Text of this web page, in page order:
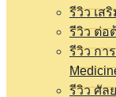
รีวิว เส
รีวิว ต่อ
รีวิว กา
รีวิว ศัล